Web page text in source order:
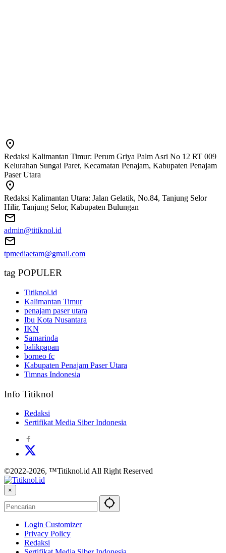
Redaksi Kalimantan Timur: Perum Griya Palm Asri No 12 RT 009
Kelurahan Sungai Paret, Kecamatan Penajam, Kabupaten Penajam
Paser Utara
Redaksi Kalimantan Utara: Jalan Gelatik, No.84, Tanjung Selor
Hilir, Tanjung Selor, Kabupaten Bulungan
admin@titiknol.id
tpmediaetam@gmail.com
tag POPULER
Titiknol.id
Kalimantan Timur
penajam paser utara
Ibu Kota Nusantara
IKN
Samarinda
balikpapan
borneo fc
Kabupaten Penajam Paser Utara
Timnas Indonesia
Info Titiknol
Redaksi
Sertifikat Media Siber Indonesia
©2022-2026, ™Titiknol.id All Right Reserved
×
Login Customizer
Privacy Policy
Redaksi